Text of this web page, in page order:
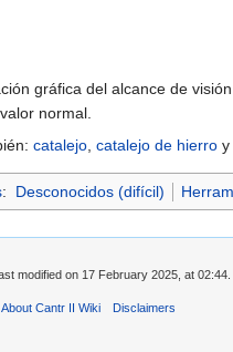
gráfica del alcance de
normal.
catalejo, catalejo de hierro y
: Desconocidos (difícil)
modified on 17 February 2025, at 02:44.
About Cantr II Wiki Disclaimers